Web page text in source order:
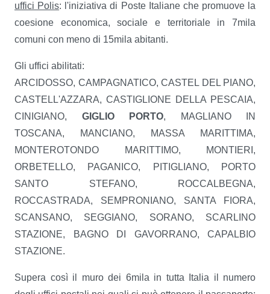
uffici Polis: l'iniziativa di Poste Italiane che promuove la
coesione economica, sociale e territoriale in 7mila
comuni con meno di 15mila abitanti.
Gli uffici abilitati:
ARCIDOSSO, CAMPAGNATICO, CASTEL DEL PIANO,
CASTELL'AZZARA, CASTIGLIONE DELLA PESCAIA,
CINIGIANO, GIGLIO PORTO, MAGLIANO IN
TOSCANA, MANCIANO, MASSA MARITTIMA,
MONTEROTONDO MARITTIMO, MONTIERI,
ORBETELLO, PAGANICO, PITIGLIANO, PORTO
SANTO STEFANO, ROCCALBEGNA,
ROCCASTRADA, SEMPRONIANO, SANTA FIORA,
SCANSANO, SEGGIANO, SORANO, SCARLINO
STAZIONE, BAGNO DI GAVORRANO, CAPALBIO
STAZIONE.
Supera così il muro dei 6mila in tutta Italia il numero